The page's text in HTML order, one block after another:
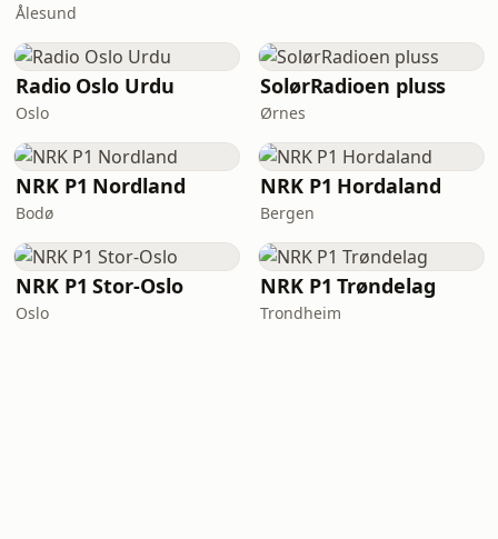
Ålesund
Radio Oslo Urdu
Oslo
SolørRadioen pluss
Ørnes
NRK P1 Nordland
Bodø
NRK P1 Hordaland
Bergen
NRK P1 Stor-Oslo
Oslo
NRK P1 Trøndelag
Trondheim